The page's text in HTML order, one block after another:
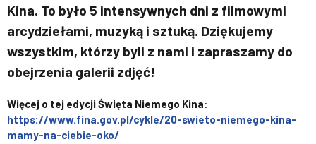
Kina. To było 5 intensywnych dni z filmowymi
arcydziełami, muzyką i sztuką. Dziękujemy
wszystkim, którzy byli z nami i zapraszamy do
obejrzenia galerii zdjęć!
Więcej o tej edycji Święta Niemego Kina:
https://www.fina.gov.pl/cykle/20-swieto-niemego-kina-
mamy-na-ciebie-oko/